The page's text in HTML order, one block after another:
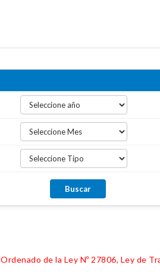
de la Ley Nº 27806, Ley de